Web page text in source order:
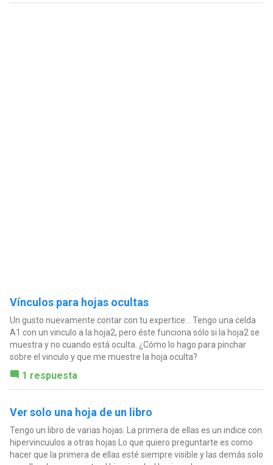
Vínculos para hojas ocultas
Un gusto nuevamente contar con tu expertice... Tengo una celda
A1 con un vinculo a la hoja2, pero éste funciona sólo si la hoja2 se
muestra y no cuando está oculta. ¿Cómo lo hago para pinchar
sobre el vinculo y que me muestre la hoja oculta?
1 respuesta
Ver solo una hoja de un libro
Tengo un libro de varias hojas. La primera de ellas es un indice con
hipervincuulos a otras hojas Lo que quiero preguntarte es como
hacer que la primera de ellas esté siempre visible y las demás solo